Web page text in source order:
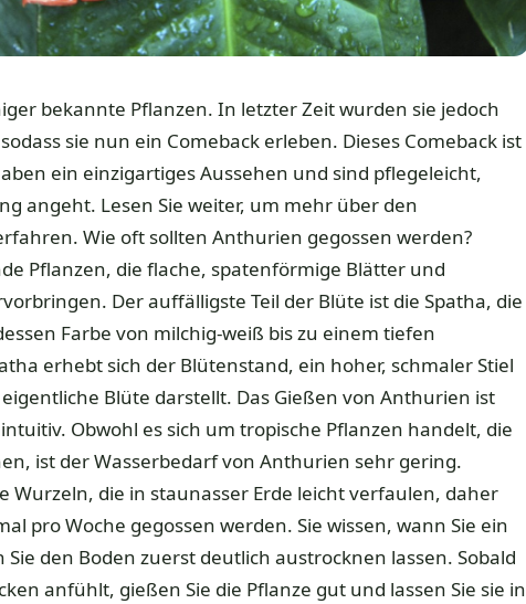
bekannte Pflanzen. In letzter Zeit wurden sie jedoch
sie nun ein Comeback erleben. Dieses Comeback ist
ein einzigartiges Aussehen und sind pflegeleicht,
angeht. Lesen Sie weiter, um mehr über den
Wie oft sollten Anthurien gegossen werden?
Pflanzen, die flache, spatenförmige Blätter und
Der auffälligste Teil der Blüte ist die Spatha, die
Farbe von milchig-weiß bis zu einem tiefen
erhebt sich der Blütenstand, ein hoher, schmaler Stiel
Blüte darstellt. Das Gießen von Anthurien ist
Obwohl es sich um tropische Pflanzen handelt, die
ist der Wasserbedarf von Anthurien sehr gering.
die in staunasser Erde leicht verfaulen, daher
pro Woche gegossen werden. Sie wissen, wann Sie ein
den Boden zuerst deutlich austrocknen lassen. Sobald
anfühlt, gießen Sie die Pflanze gut und lassen Sie sie in